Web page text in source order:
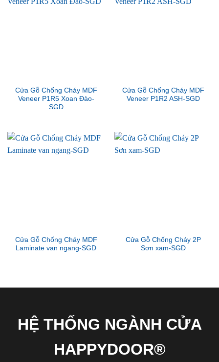
Cửa Gỗ Chống Cháy MDF
Veneer P1R5 Xoan Đào-
SGD
Cửa Gỗ Chống Cháy MDF
Veneer P1R2 ASH-SGD
Cửa Gỗ Chống Cháy MDF
Laminate van ngang-SGD
Cửa Gỗ Chống Cháy 2P
Sơn xam-SGD
HỆ THỐNG NGÀNH CỬA
HAPPYDOOR®